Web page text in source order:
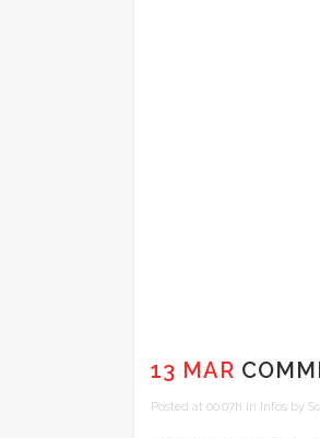
13 MAR
Posted at 00:07h in Infos by